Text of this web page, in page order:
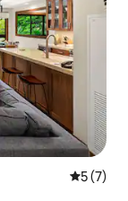
5 av 5 i
5 (7)